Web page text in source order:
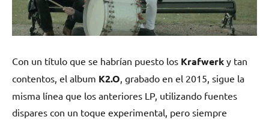
Con un título que se habrían puesto los Krafwerk y tan
contentos, el album K2.O, grabado en el 2015, sigue la
misma línea que los anteriores LP, utilizando fuentes
dispares con un toque experimental, pero siempre